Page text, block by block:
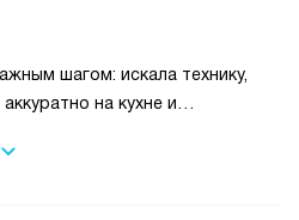
шагом: искала технику,
на кухне и
было правильным — внешний